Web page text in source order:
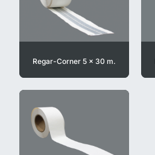
Regar-Corner 5 x 30 m.